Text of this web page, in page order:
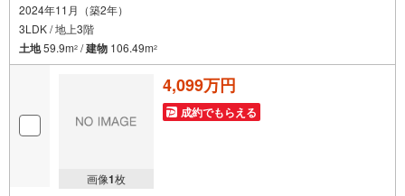
2024年11月（築2年）
3LDK / 地上3階
土地59.9m2 /建物 106.49m2
画像1枚
4,099万円
成約でもらえる